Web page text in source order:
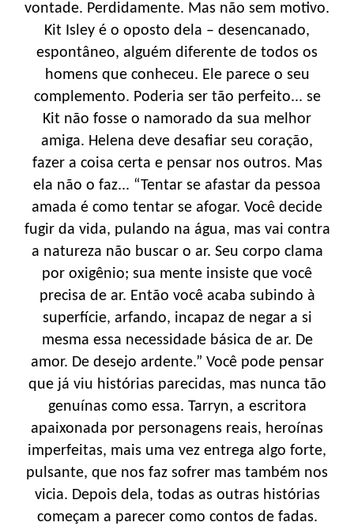
vontade. Perdidamente. Mas não sem motivo.
Kit Isley é o oposto dela – desencanado,
espontâneo, alguém diferente de todos os
homens que conheceu. Ele parece o seu
complemento. Poderia ser tão perfeito... se
Kit não fosse o namorado da sua melhor
amiga. Helena deve desafiar seu coração,
fazer a coisa certa e pensar nos outros. Mas
ela não o faz... “Tentar se afastar da pessoa
amada é como tentar se afogar. Você decide
fugir da vida, pulando na água, mas vai contra
a natureza não buscar o ar. Seu corpo clama
por oxigênio; sua mente insiste que você
precisa de ar. Então você acaba subindo à
superfície, arfando, incapaz de negar a si
mesma essa necessidade básica de ar. De
amor. De desejo ardente.” Você pode pensar
que já viu histórias parecidas, mas nunca tão
genuínas como essa. Tarryn, a escritora
apaixonada por personagens reais, heroínas
imperfeitas, mais uma vez entrega algo forte,
pulsante, que nos faz sofrer mas também nos
vicia. Depois dela, todas as outras histórias
começam a parecer como contos de fadas.